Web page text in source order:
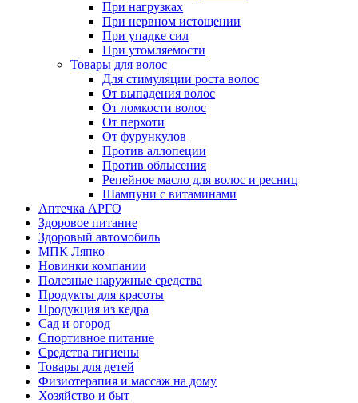
При нагрузках
При нервном истощении
При упадке сил
При утомляемости
Товары для волос
Для стимуляции роста волос
От выпадения волос
От ломкости волос
От перхоти
От фурункулов
Против аллопеции
Против облысения
Репейное масло для волос и ресниц
Шампуни с витаминами
Аптечка АРГО
Здоровое питание
Здоровый автомобиль
МПК Ляпко
Новинки компании
Полезные наружные средства
Продукты для красоты
Продукция из кедра
Сад и огород
Спортивное питание
Средства гигиены
Товары для детей
Физиотерапия и массаж на дому
Хозяйство и быт